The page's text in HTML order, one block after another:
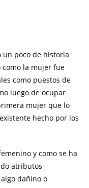
un poco de historia
como la mujer fue
como puestos de
luego de ocupar
mujer que lo
hecho por los
y como se ha
atributos
dañino o